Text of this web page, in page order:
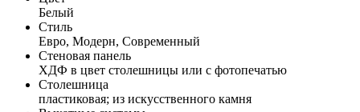
Белый
Стиль
Евро, Модерн, Современный
Стеновая панель
ХДФ в цвет столешницы или с фотопечатью
Столешница
пластиковая; из искусственного камня